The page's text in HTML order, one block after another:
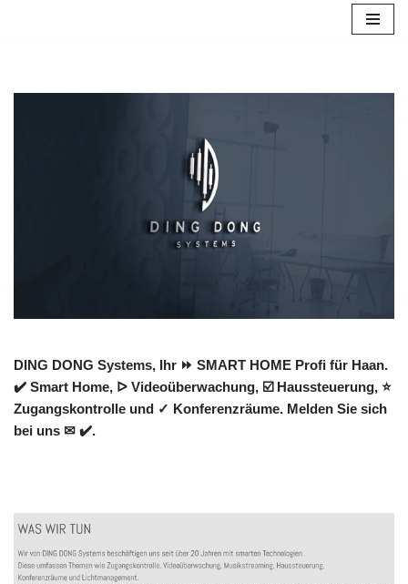
springen
DING DONG Systems, Ihr ⏩ SMART HOME Profi für Haan.
✔️ Smart Home, ᐅ Videoüberwachung, ☑️ Haussteuerung, ⭐
Zugangskontrolle und ✓ Konferenzräume. Melden Sie sich
bei uns ✉ ✔️.